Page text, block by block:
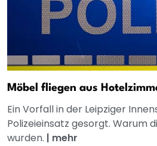
Möbel fliegen aus
Ein Vorfall in der Leipziger
Polizeieinsatz gesorgt. Warum
wurden. | mehr